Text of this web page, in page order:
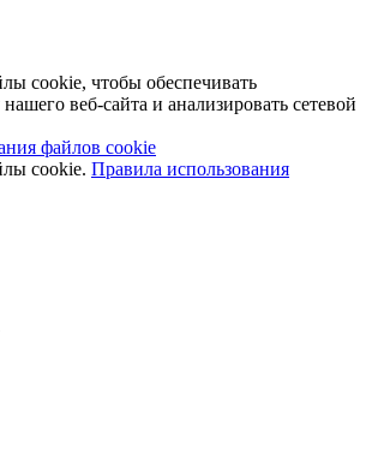
cookie, чтобы обеспечивать
веб-сайта и анализировать сетевой
файлов cookie
cookie. Правила использования